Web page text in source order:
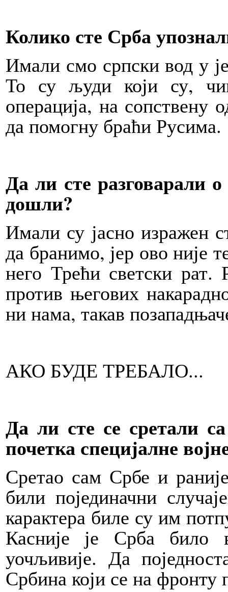
Колико сте Срба
Имали смо српски вод у
То су људи који су,
операција, на сопствену
да помогну браћи Русима.
Да ли сте разговарали
дошли?
Имали су јасно изражен
да бранимо, јер ово није
него Трећи светски рат.
против његових
ни нама, такав
АКО БУДЕ ТРЕБАЛО...
Да ли сте се сретали
почетка специјалне
Сретао сам Србе и
били појединачни
карактера биле су им
Касније је Срба
уочљивије. Да
Србина који се на фронту